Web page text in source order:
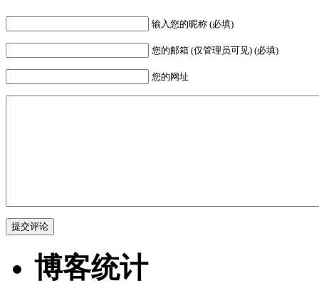
输入您的昵称 (必填)
您的邮箱 (仅管理员可见) (必填)
您的网址
博客统计